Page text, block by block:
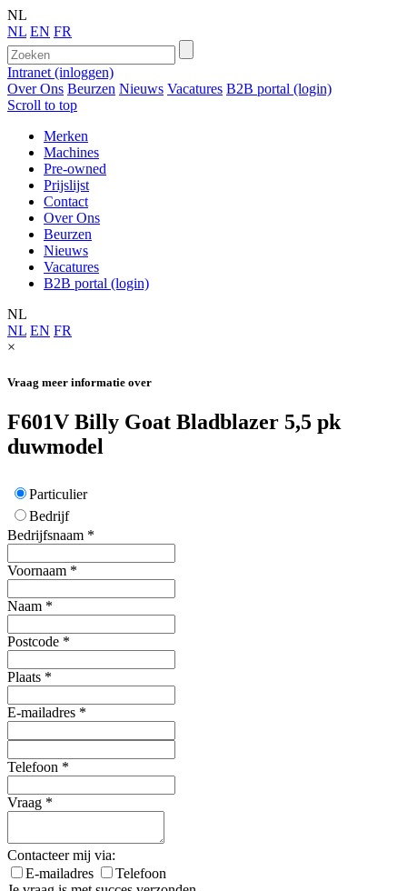
NL
NL EN FR
Intranet (inloggen)
Over Ons Beurzen Nieuws Vacatures B2B portal (login)
Scroll to top
Merken
Machines
Pre-owned
Prijslijst
Contact
Over Ons
Beurzen
Nieuws
Vacatures
B2B portal (login)
NL
NL EN FR
×
Vraag meer informatie over
F601V Billy Goat Bladblazer 5,5 pk
duwmodel
Particulier
Bedrijf
Bedrijfsnaam *
Voornaam *
Naam *
Postcode *
Plaats *
E-mailadres *
Telefoon *
Vraag *
Contacteer mij via:
E-mailadres
Telefoon